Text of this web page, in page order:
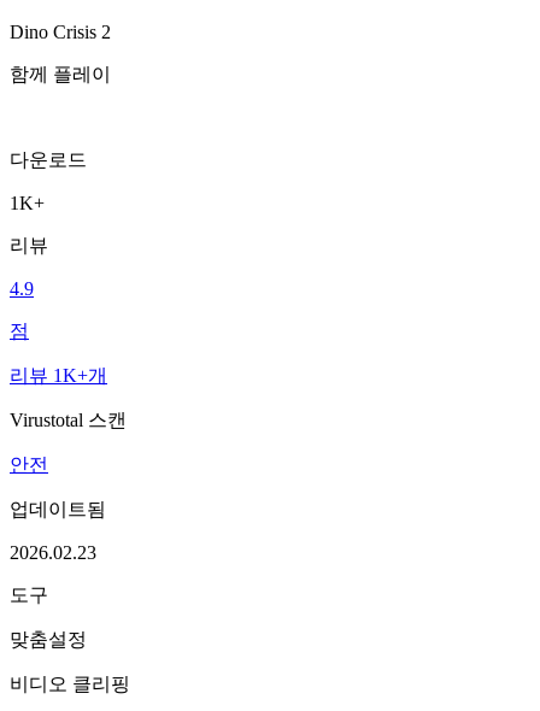
Dino Crisis 2
함께 플레이
다운로드
1K+
리뷰
4.9
점
리뷰 1K+개
Virustotal 스캔
안전
업데이트됨
2026.02.23
도구
맞춤설정
비디오 클리핑